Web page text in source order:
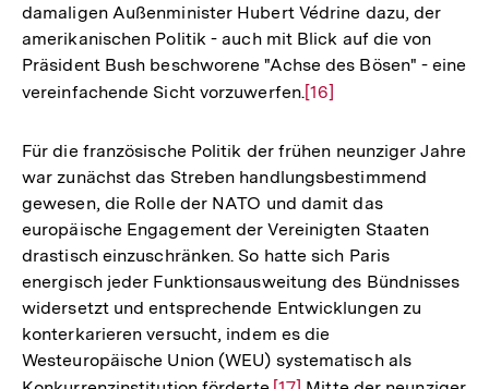
damaligen Außenminister Hubert Védrine dazu, der
amerikanischen Politik - auch mit Blick auf die von
Präsident Bush beschworene "Achse des Bösen" - eine
vereinfachende Sicht vorzuwerfen.Zur
der
Fußnote
[16]
Für die französische Politik der frühen neunziger Jahre
war zunächst das Streben handlungsbestimmend
gewesen, die Rolle der NATO und damit das
europäische Engagement der Vereinigten Staaten
drastisch einzuschränken. So hatte sich Paris
energisch jeder Funktionsausweitung des Bündnisses
widersetzt und entsprechende Entwicklungen zu
konterkarieren versucht, indem es die
Westeuropäische Union (WEU) systematisch als